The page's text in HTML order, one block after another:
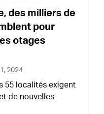
des milliers de
pour
otages
2024
55 localités exigent
de nouvelles